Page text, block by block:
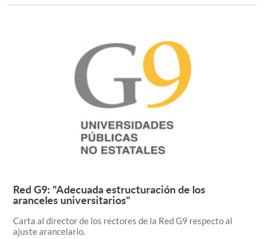
Leer más +
Red G9: "Adecuada estructuración de los
aranceles universitarios"
Carta al director de los rectores de la Red G9 respecto al
ajuste arancelario.